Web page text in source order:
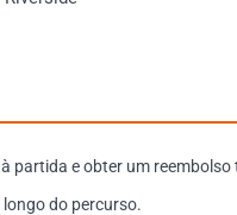
partida e obter um reembolso
do percurso.